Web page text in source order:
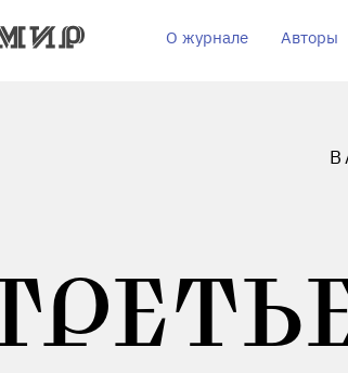
О журнале Авторы